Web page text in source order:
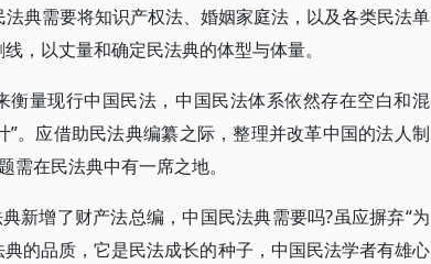
法典需要将知识产权法、婚姻家庭法，以及各类民法单
，以丈量和确定民法典的体型与体量。
量现行中国民法，中国民法体系依然存在空白和混
。应借助民法典编纂之际，整理并改革中国的法人制
在民法典中有一席之地。
新增了财产法总编，中国民法典需要吗?虽应摒弃“为
的品质，它是民法成长的种子，中国民法学者有雄心